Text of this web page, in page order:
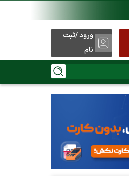
ورود /ثبت
نام